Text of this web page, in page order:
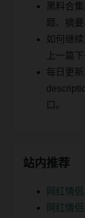
黑料合
题、摘
如何继
上一篇
每日更
口。
站内推荐
网红情
网红情